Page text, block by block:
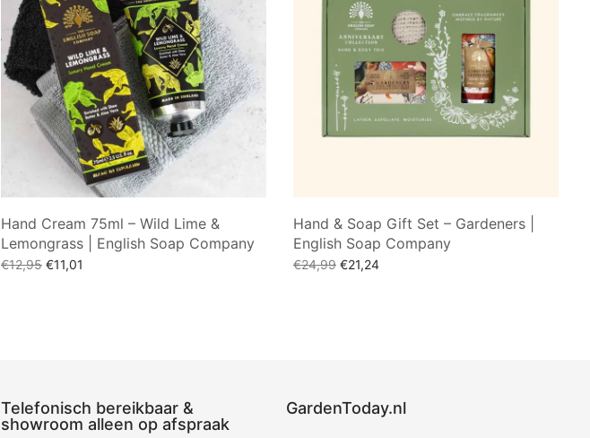
Hand Cream 75ml – Wild Lime &
Lemongrass | English Soap Company
€12,95 Oorspronkelijke
€11,01
Hand & Soap Gift Set – Gardeners |
English Soap Company
€24,99 Oorspronkelijke
€21,24Huidige
Telefonisch bereikbaar &
showroom alleen op afspraak
GardenToday.nl